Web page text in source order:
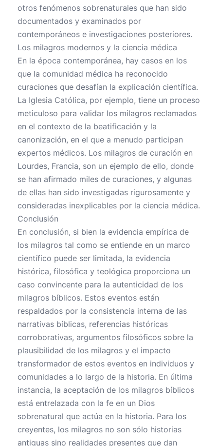
otros fenómenos sobrenaturales que han sido
documentados y examinados por
contemporáneos e investigaciones posteriores.
Los milagros modernos y la ciencia médica
En la época contemporánea, hay casos en los
que la comunidad médica ha reconocido
curaciones que desafían la explicación científica.
La Iglesia Católica, por ejemplo, tiene un proceso
meticuloso para validar los milagros reclamados
en el contexto de la beatificación y la
canonización, en el que a menudo participan
expertos médicos. Los milagros de curación en
Lourdes, Francia, son un ejemplo de ello, donde
se han afirmado miles de curaciones, y algunas
de ellas han sido investigadas rigurosamente y
consideradas inexplicables por la ciencia médica.
Conclusión
En conclusión, si bien la evidencia empírica de
los milagros tal como se entiende en un marco
científico puede ser limitada, la evidencia
histórica, filosófica y teológica proporciona un
caso convincente para la autenticidad de los
milagros bíblicos. Estos eventos están
respaldados por la consistencia interna de las
narrativas bíblicas, referencias históricas
corroborativas, argumentos filosóficos sobre la
plausibilidad de los milagros y el impacto
transformador de estos eventos en individuos y
comunidades a lo largo de la historia. En última
instancia, la aceptación de los milagros bíblicos
está entrelazada con la fe en un Dios
sobrenatural que actúa en la historia. Para los
creyentes, los milagros no son sólo historias
antiguas sino realidades presentes que dan